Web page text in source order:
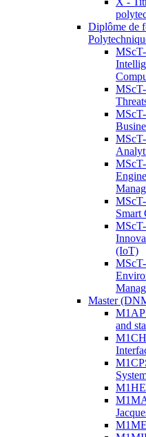
Diplôme de
Smart
(IoT)
Master
and